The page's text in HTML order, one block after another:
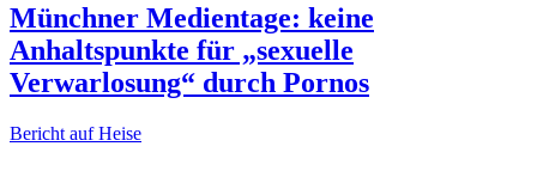
Münchner Medientage: keine
Anhaltspunkte für „sexuelle
Verwarlosung“ durch Pornos
Bericht auf Heise